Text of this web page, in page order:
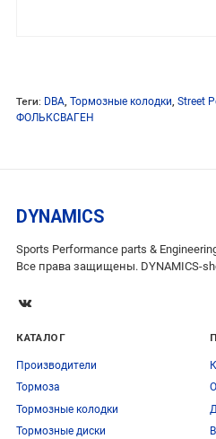
Теги: DBA Тормозные колодки Street
ФОЛЬКСВАГЕН
DYNAMICS
Sports Performance parts &
Все права защищены. DYNAMICS-
КАТАЛОГ
Производители
Тормоза
Тормозные колодки
Тормозные диски